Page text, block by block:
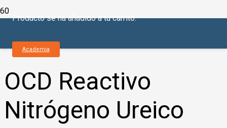
Productose ha añadido a tu carrito.
Academia
Nitrógeno Ureico
OCD Reactivo
Nitrógeno Ureico